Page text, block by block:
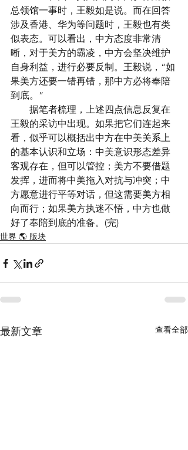
总领馆一事时，王毅如是说。而在回答
涉及香港、华为等问题时，王毅也有类
似表态。可以看出，中方态度非常清
晰，对于美方的霸凌，中方会坚决维护
自身利益，进行必要反制。王毅说，“如
果美方还要一错再错，那中方必将奉陪
到底。”
据笔者梳理，上述四点信息反复在
王毅的采访中出现。如果把它们连起来
看，似乎可以概括出中方在中美关系上
的基本认识和立场：中美意识形态差异
客观存在，但可以管控；美方不要借题
发挥，进而将中美拖入对抗与冲突；中
方愿意进行平等对话，但这需要美方相
向而行；如果美方执迷不悟，中方也做
好了奉陪到底的准备。(完)
世界 🌎 版块
最新文章 查看全部